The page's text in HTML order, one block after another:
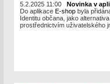
5.2.2025 11:00 Novinka v
Do aplikace E-shop byla
Identitu občana, jako
prostřednictvím uživatelského